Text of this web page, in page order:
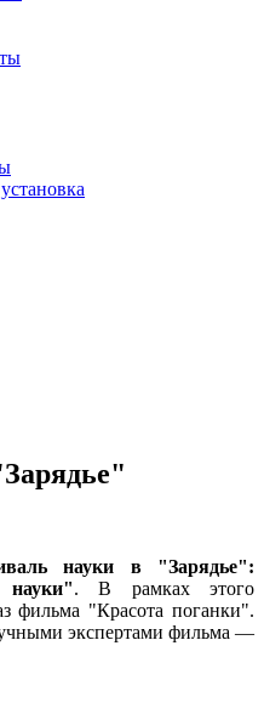
науки в "Зарядье":
науки". В рамках этого
фильма "Красота поганки".
экспертами фильма —